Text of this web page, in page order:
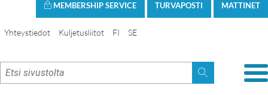
MATTINET
TURVAPOSTI
MEMBERSHIP SERVICE
Yhteystiedot Kuljetusliitot FI SE